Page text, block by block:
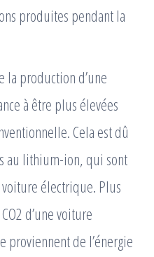
produites pendant la
la production d’une
à être plus élevées
Cela est dû
au lithium-ion, qui sont
électrique. Plus
d’une voiture
proviennent de l’énergie